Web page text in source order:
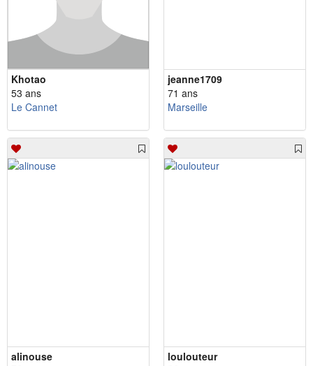
Khotao
53 ans
Le Cannet
jeanne1709
71 ans
Marseille
alinouse
loulouteur